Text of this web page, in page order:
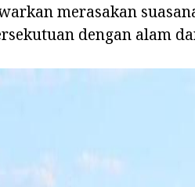
merasakan
dengan alam